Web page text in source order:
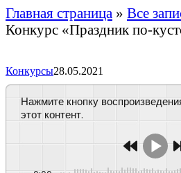
Главная страница » Все
Конкурс «Праздник по-
Конкурсы28.05.2021
Нажмите кнопку воспроизведения, чтобы прослушать
этот контент.